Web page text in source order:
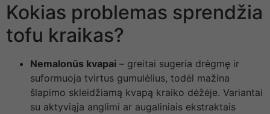
Kokias problemas sprendžia
tofu kraikas?
Nemalonūs kvapai – greitai sugeria drėgmę ir
suformuoja tvirtus gumulėlius, todėl mažina
šlapimo skleidžiamą kvapą kraiko dėžėje. Variantai
su aktyviąja anglimi ar augaliniais ekstraktais